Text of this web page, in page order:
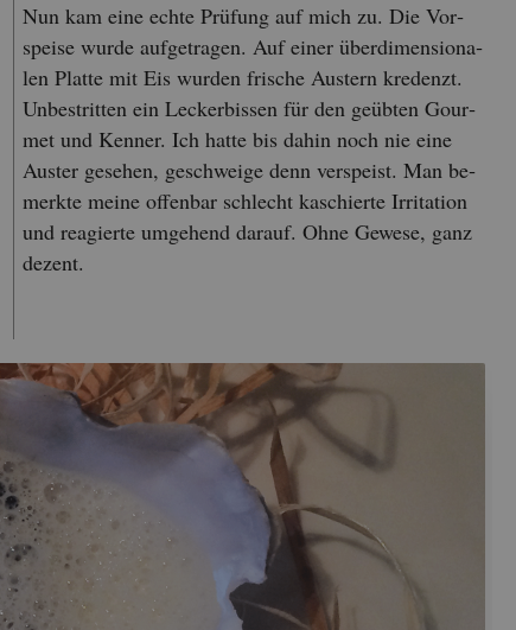
Nun kam eine echte Prü­fung auf mich zu. Die Vor­
spei­se wurde auf­ge­tra­gen. Auf einer über­di­men­sio­na­
len Plat­te mit Eis wur­den fri­sche Aus­tern kre­denzt.
Un­be­strit­ten ein Le­cker­bis­sen für den ge­üb­ten Gour­
met und Ken­ner. Ich hatte bis dahin noch nie eine
Aus­ter ge­se­hen, ge­schwei­ge denn ver­speist. Man be­
merk­te meine of­fen­bar schlecht ka­schier­te Ir­ri­ta­ti­on
und re­agier­te um­ge­hend dar­auf. Ohne Ge­we­se, ganz
de­zent.
Gil­lar­deau Aus­ter (nach Ha­rald Rüs­sel)